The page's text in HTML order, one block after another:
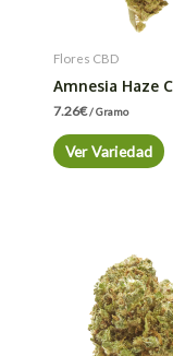
Flores CBD
Amnesia Haze
7.26€/ Gramo
Ver Variedad